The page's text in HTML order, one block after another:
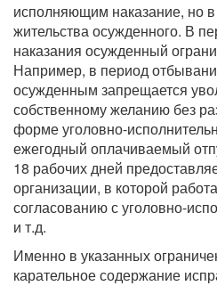
исполняющим наказание, но
жительства осужденного. В
наказания осужденный
Например, в период
осужденным запрещается
собственному желанию без
форме уголовно-
ежегодный оплачиваемый
18 рабочих дней
организации, в которой
согласованию с уголовно-
и т.д.
Именно в указанных
карательное содержание